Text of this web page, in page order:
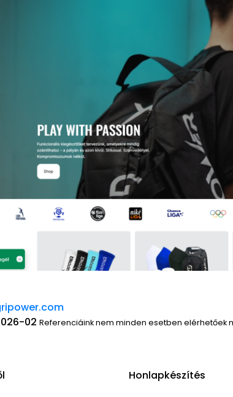
02 Referenciáink nem minden esetben elérhetőek
Honlapkészítés